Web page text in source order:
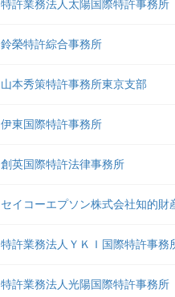
特許業務法人太陽国際特許事務所
鈴榮特許綜合事務所
山本秀策特許事務所東京支部
伊東国際特許事務所
創英国際特許法律事務所
セイコーエプソン株式会社知的財
特許業務法人ＹＫＩ国際特許事務
特許業務法人光陽国際特許事務所